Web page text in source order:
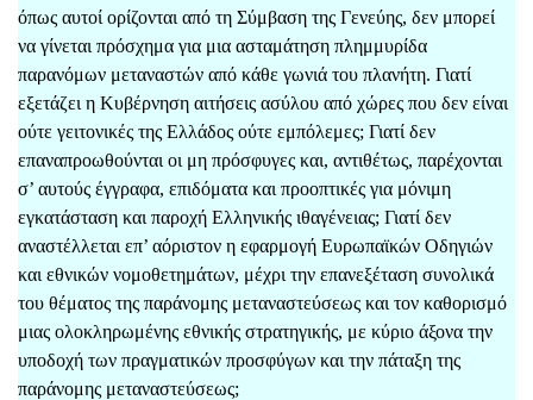
όπως αυτοί ορίζονται από τη Σύμβαση της Γενεύης, δεν μπορεί
να γίνεται πρόσχημα για μια ασταμάτηση πλημμυρίδα
παρανόμων μεταναστών από κάθε γωνιά του πλανήτη. Γιατί
εξετάζει η Κυβέρνηση αιτήσεις ασύλου από χώρες που δεν είναι
ούτε γειτονικές της Ελλάδος ούτε εμπόλεμες; Γιατί δεν
επαναπροωθούνται οι μη πρόσφυγες και, αντιθέτως, παρέχονται
σ’ αυτούς έγγραφα, επιδόματα και προοπτικές για μόνιμη
εγκατάσταση και παροχή Ελληνικής ιθαγένειας; Γιατί δεν
αναστέλλεται επ’ αόριστον η εφαρμογή Ευρωπαϊκών Οδηγιών
και εθνικών νομοθετημάτων, μέχρι την επανεξέταση συνολικά
του θέματος της παράνομης μεταναστεύσεως και τον καθορισμό
μιας ολοκληρωμένης εθνικής στρατηγικής, με κύριο άξονα την
υποδοχή των πραγματικών προσφύγων και την πάταξη της
παράνομης μεταναστεύσεως;